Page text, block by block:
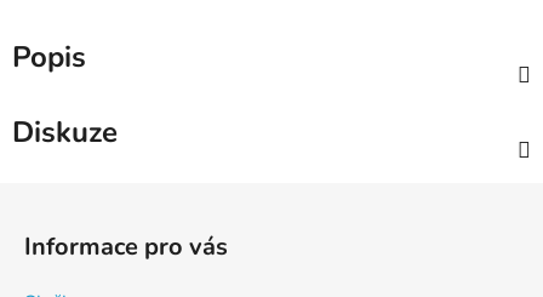
Popis
Diskuze
Informace pro vás